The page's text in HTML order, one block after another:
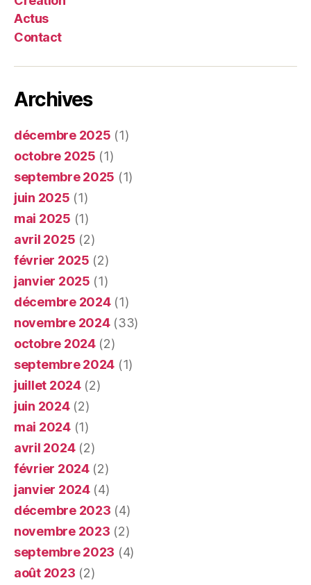
Actus
Contact
Archives
décembre 2025 (1)
octobre 2025 (1)
septembre 2025 (1)
juin 2025 (1)
mai 2025 (1)
avril 2025 (2)
février 2025 (2)
janvier 2025 (1)
décembre 2024(1)
novembre 2024(33)
octobre 2024(2)
septembre 2024 (1)
juillet 2024(2)
juin 2024(2)
mai 2024(1)
avril 2024(2)
février 2024(2)
janvier 2024(4)
décembre 2023 (4)
novembre 2023 (2)
septembre 2023 (4)
août 2023 (2)